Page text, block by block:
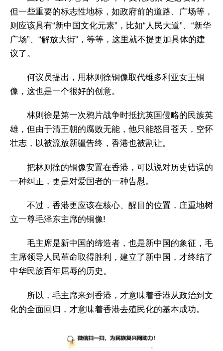
但一些重要的标志性地标，如政府前的道路、广场等，
则应该具有“新中国文化元素”，比如“人民大道”、“新华
广场”、“解放大街”，等等，这里就不提更加具体的建
议了。
何议员提出，用林则徐铜像取代维多利亚女王铜
像，这也是一个很好的创意。
林则徐是第一次鸦片战争时抵抗英国侵略的民族英
雄，但由于清王朝的腐败无能，他只能怒目苍天，空怀
壮志，以被流放新疆告终，香港也被割让。
把林则徐的铜像安置在香港，可以说对历史错误的
一种纠正，更是对爱国者的一种告慰。
不过，香港更应该在核心、醒目的位置，庄重地树
立一尊毛泽东主席的铜像!
毛主席是新中国的缔造者，也是新中国的象征，毛
主席领导人民革命取得胜利，建立了新中国，才终结了
中华民族百年屈辱的历史。
所以，毛主席来到香港，才意味着香港从政治到文
化的全面回归，才意味着香港去殖民化的基本成功。